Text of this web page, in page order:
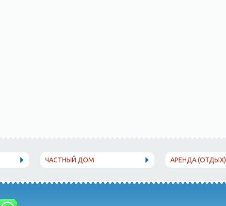
ЧАСТНЫЙ ДОМ АРЕНДА (ОТДЫХ)